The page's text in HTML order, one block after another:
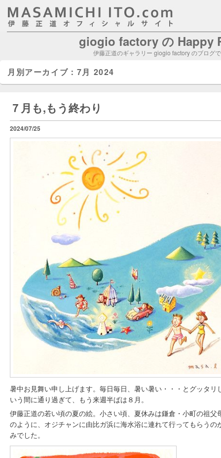
giogio factory の Happy
伊藤正道のギャラリー giogio factory のブログ
月別アーカイブ： 7月 2024
７月も,もう終わり
2024/07/25
暑中お見舞い申し上げます。毎日毎日、暑い暑い・・・とグッタリ
いう間に通り過ぎて、もう来週半ばは８月。
伊藤正道の若い頃の夏の絵。小さい頃、夏休みは鎌倉・小町の祖父
のように、オジチャンに由比ガ浜に海水浴に連れて行ってもらうの
みでした。